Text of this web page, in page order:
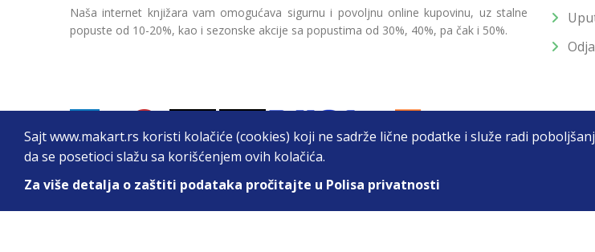
Sajt www.makart.rs koristi kolačiće (cookies) koji ne sadrže lične podatke i služe radi
da se posetioci slažu sa korišćenjem ovih kolačića.
Za više detalja o zaštiti podataka pročitajte u Polisa privatnosti
Naša internet knjižara vam omogućava sigurnu i povoljnu online kupovinu, uz stalne
popuste od 10-20%, kao i sezonske akcije sa popustima od 30%, 40%, pa čak i 50%.